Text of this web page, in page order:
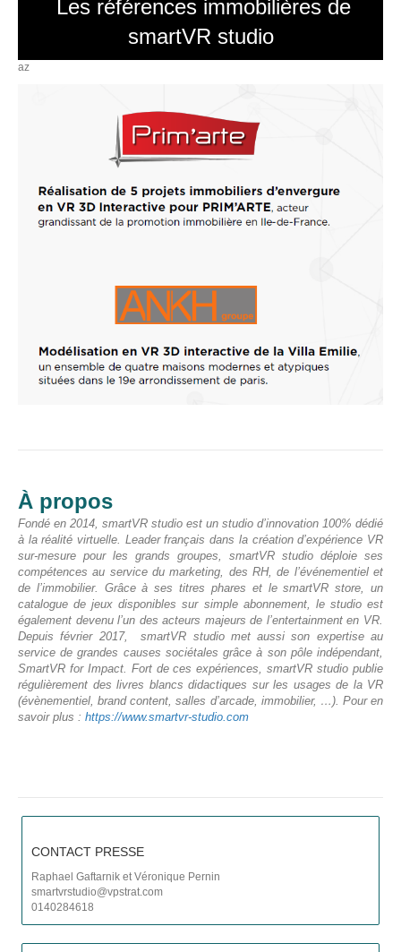
Les références immobilières de
smartVR studio
az
À propos
Fondé en 2014, smartVR studio est un studio d’innovation 100% dédié
à la réalité virtuelle. Leader français dans la création d’expérience VR
sur-mesure pour les grands groupes, smartVR studio déploie ses
compétences au service du marketing, des RH, de l’événementiel et
de l’immobilier. Grâce à ses titres phares et le smartVR store, un
catalogue de jeux disponibles sur simple abonnement, le studio est
également devenu l’un des acteurs majeurs de l’entertainment en VR.
Depuis février 2017, smartVR studio met aussi son expertise au
service de grandes causes sociétales grâce à son pôle indépendant,
SmartVR for Impact. Fort de ces expériences, smartVR studio publie
régulièrement des livres blancs didactiques sur les usages de la VR
(évènementiel, brand content, salles d’arcade, immobilier, …). Pour en
savoir plus : https://www.smartvr-studio.com
CONTACT PRESSE
Raphael Gaftarnik et Véronique Pernin
smartvrstudio@vpstrat.com
0140284618